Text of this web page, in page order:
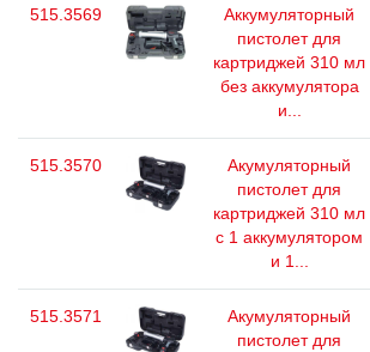
515.3569
Аккумуляторный
пистолет для
картриджей 310 мл
без аккумулятора
и...
515.3570
Акумуляторный
пистолет для
картриджей 310 мл
с 1 аккумулятором
и 1...
515.3571
Акумуляторный
пистолет для